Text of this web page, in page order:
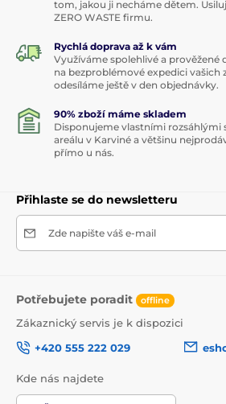
tom, jakou ji necháme dětem.
ZERO WASTE firmu.
Rychlá doprava až k vám
Využíváme spolehlivé a prověžené
na bezproblémové expedici vašich
odesíláme ještě v den objednávky.
90% zboží máme skladem
Disponujeme vlastními rozsáhlými
areálu v Karviné a většinu
přímo u nás.
Přihlaste se do newsletteru
Zde napište váš e-mail
Potřebujete poradit offline
Zákaznický servis je k dispozici
+420 555 222 029
Kde nás najdete